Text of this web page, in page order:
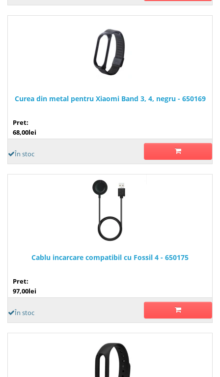
Curea din metal pentru Xiaomi Band 3, 4, negru - 650169
Pret:
68,00lei
În stoc
Cablu incarcare compatibil cu Fossil 4 - 650175
Pret:
97,00lei
În stoc